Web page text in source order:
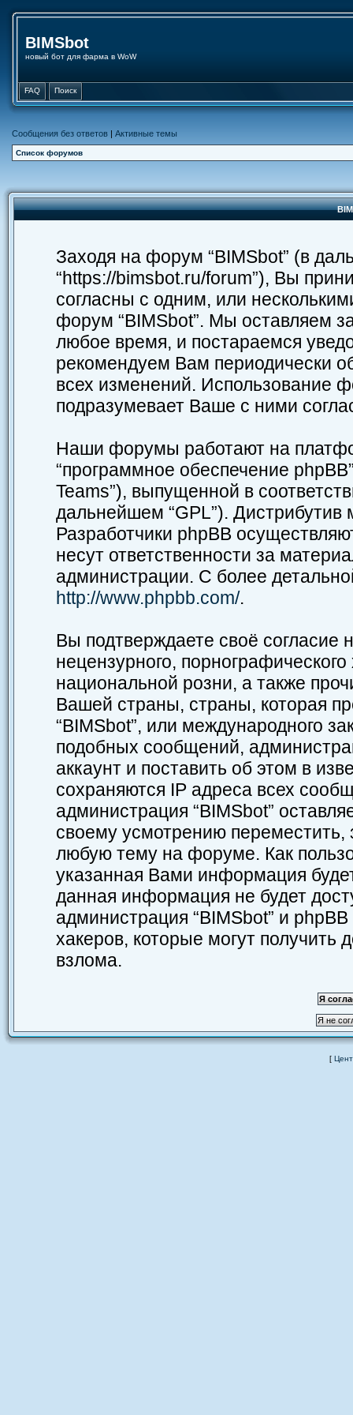
BIMSbot
новый бот для фарма в WoW
FAQ Поиск
Сообщения без ответов | Активные темы
Список форумов
Заходя на форум “BIMSbot” (в
“https://bimsbot.ru/forum”), Вы
согласны с одним, или
форум “BIMSbot”. Мы оставляем
любое время, и постараемся
рекомендуем Вам периодически
всех изменений. Использование
подразумевает Ваше с ними
Наши форумы работают на
“программное обеспечение
Teams”), выпущенной в
дальнейшем “GPL”).
Разработчики phpBB
несут ответственности за
администрации. С более
http://www.phpbb.com/.
Вы подтверждаете своё согласие
нецензурного,
национальной розни, а также
Вашей страны, страны, которая
“BIMSbot”, или международного
подобных сообщений,
аккаунт и поставить об этом в
сохраняются IP адреса всех
администрация “BIMSbot”
своему усмотрению переместить,
любую тему на форуме. Как
указанная Вами информация
данная информация не будет
администрация “BIMSbot” и
хакеров, которые могут получить
взлома.
[